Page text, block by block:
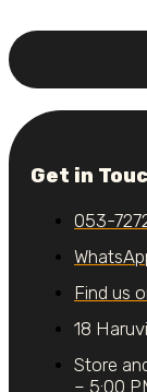
Get in
053-
Find us
18
Store
– 5:00